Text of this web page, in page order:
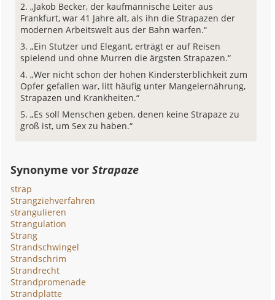
„Jakob Becker, der kaufmännische Leiter aus
Frankfurt, war 41 Jahre alt, als ihn die Strapazen der
modernen Arbeitswelt aus der Bahn warfen.“
„Ein Stutzer und Elegant, erträgt er auf Reisen
spielend und ohne Murren die ärgsten Strapazen.“
„Wer nicht schon der hohen Kindersterblichkeit zum
Opfer gefallen war, litt häufig unter Mangelernährung,
Strapazen und Krankheiten.“
„Es soll Menschen geben, denen keine Strapaze zu
groß ist, um Sex zu haben.“
Synonyme vorStrapaze
strap
Strangziehverfahren
strangulieren
Strangulation
Strang
Strandschwingel
Strandschrim
Strandrecht
Strandpromenade
Strandplatte